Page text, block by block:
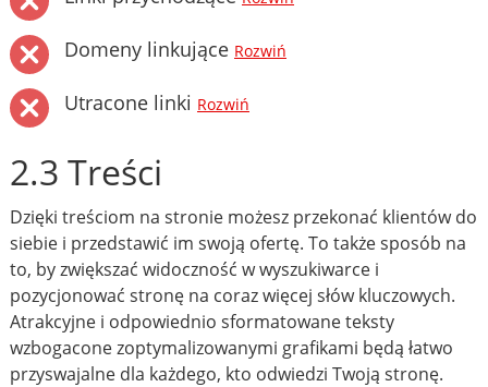
Domeny linkujące Rozwiń
Utracone linki Rozwiń
2.3 Treści
Dzięki treściom na stronie możesz przekonać klientów do
siebie i przedstawić im swoją ofertę. To także sposób na
to, by zwiększać widoczność w wyszukiwarce i
pozycjonować stronę na coraz więcej słów kluczowych.
Atrakcyjne i odpowiednio sformatowane teksty
wzbogacone zoptymalizowanymi grafikami będą łatwo
przyswajalne dla każdego, kto odwiedzi Twoją stronę.